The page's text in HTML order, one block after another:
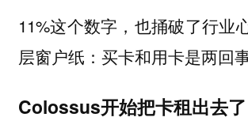
11%这个数字，也捅破了行业
层窗户纸：买卡和用卡是两回事
Colossus开始把卡租出去了